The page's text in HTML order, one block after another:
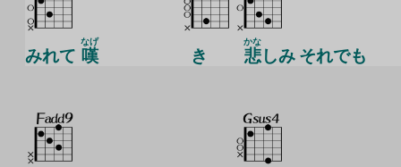
みれて 嘆
なげ
き 悲
かな
しみ それでも